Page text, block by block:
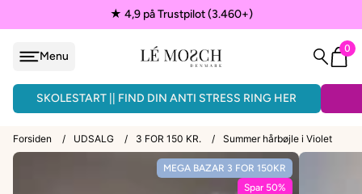
★ 4,9 på Trustpilot (3.460+)
Menu
0
SKOLESTART || FIND DIN ANTI STRESS RING HER
ARMBÅND - 3 FOR 150KR.
Forsiden / UDSALG / 3 FOR 150 KR. / Summer hårbøjle i Violet
MEGA BAZAR 3 FOR 150KR
Spar 50%